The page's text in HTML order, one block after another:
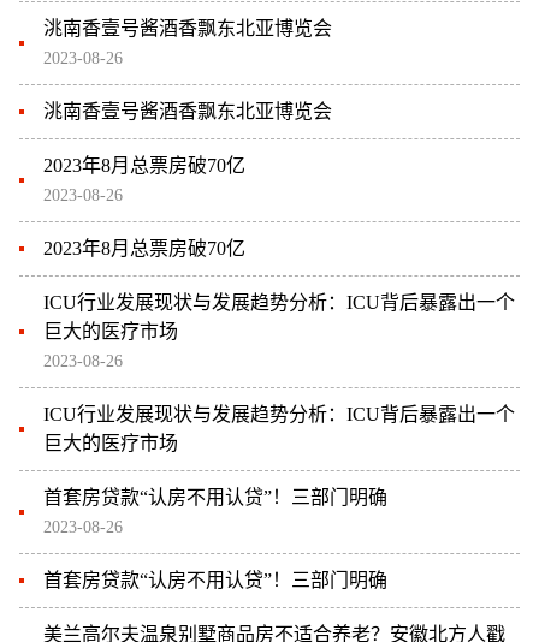
洮南香壹号酱酒香飘东北亚博览会
2023-08-26
洮南香壹号酱酒香飘东北亚博览会
2023年8月总票房破70亿
2023-08-26
2023年8月总票房破70亿
ICU行业发展现状与发展趋势分析：ICU背后暴露出一个
巨大的医疗市场
2023-08-26
ICU行业发展现状与发展趋势分析：ICU背后暴露出一个
巨大的医疗市场
首套房贷款“认房不用认贷”！三部门明确
2023-08-26
首套房贷款“认房不用认贷”！三部门明确
美兰高尔夫温泉别墅商品房不适合养老？安徽北方人戳